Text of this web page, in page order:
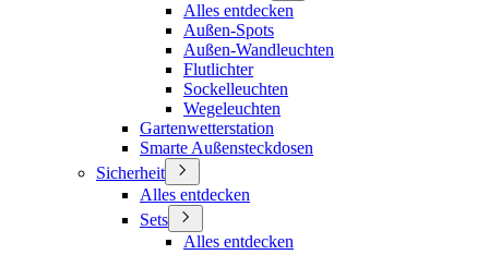
Alles entdecken
Außen-Spots
Außen-Wandleuchten
Flutlichter
Sockelleuchten
Wegeleuchten
Gartenwetterstation
Smarte Außensteckdosen
Sicherheit
Alles entdecken
Sets
Alles entdecken